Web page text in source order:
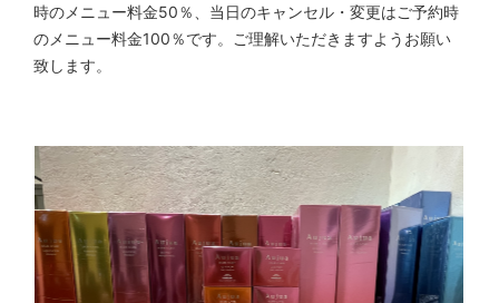
時のメニュー料金50％、当日のキャンセル・変更はご予約時
のメニュー料金100％です。ご理解いただきますようお願い
致します。